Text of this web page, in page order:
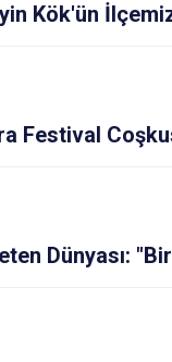
Kök'ün
Festival
Dünyası: